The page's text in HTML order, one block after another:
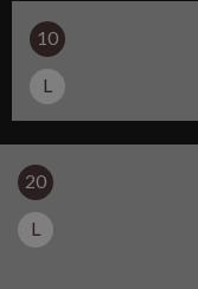
10
L
20
L